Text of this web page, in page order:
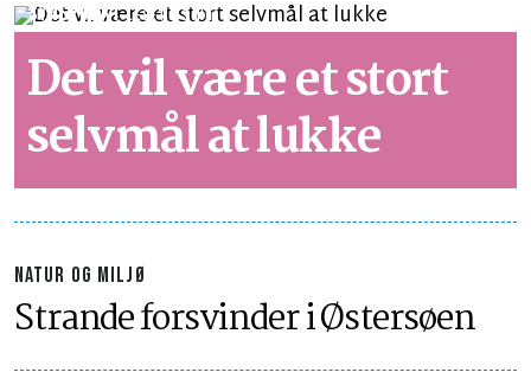
SYNSPUNKT LÆSETID 3 MIN.
Det vil være et stort
selvmål at lukke
NATUR OG MILJØ
Strande forsvinder i Østersøen